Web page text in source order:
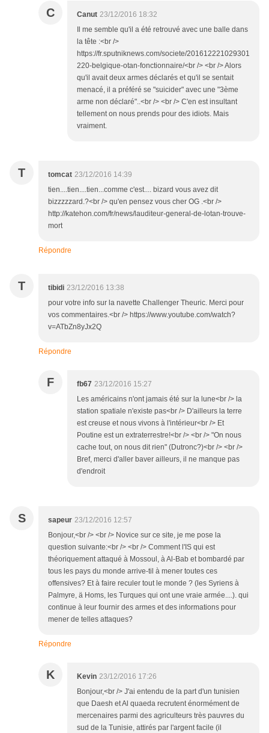
C Canut 23/12/2016 18:32
Il me semble qu'il a été retrouvé avec une balle dans
la tête :<br />
https://fr.sputniknews.com/societe/201612221029301
220-belgique-otan-fonctionnaire/<br /> <br /> Alors
qu'il avait deux armes déclarés et qu'il se sentait
menacé, il a préféré se "suicider" avec une "3ème
arme non déclaré"..<br /> <br /> C'en est insultant
tellement on nous prends pour des idiots. Mais
vraiment.
T tomcat 23/12/2016 14:39
tien....tien....tien...comme c'est.... bizard vous avez dit
bizzzzzard.?<br /> qu'en pensez vous cher OG .<br />
http://katehon.com/fr/news/lauditeur-general-de-lotan-trouve-
mort
Répondre
T tibidi 23/12/2016 13:38
pour votre info sur la navette Challenger Theuric. Merci pour
vos commentaires.<br /> https://www.youtube.com/watch?
v=ATbZn8yJx2Q
Répondre
F fb67 23/12/2016 15:27
Les américains n'ont jamais été sur la lune<br /> la
station spatiale n'existe pas<br /> D'ailleurs la terre
est creuse et nous vivons à l'intérieur<br /> Et
Poutine est un extraterrestre!<br /> <br /> "On nous
cache tout, on nous dit rien" (Dutronc?)<br /> <br />
Bref, merci d'aller baver ailleurs, il ne manque pas
d'endroit
S sapeur 23/12/2016 12:57
Bonjour,<br /> <br /> Novice sur ce site, je me pose la
question suivante:<br /> <br /> Comment l'IS qui est
théoriquement attaqué à Mossoul, à Al-Bab et bombardé par
tous les pays du monde arrive-til à mener toutes ces
offensives? Et à faire reculer tout le monde ? (les Syriens à
Palmyre, ä Homs, les Turques qui ont une vraie armée....). qui
continue à leur fournir des armes et des informations pour
mener de telles attaques?
Répondre
K Kevin 23/12/2016 17:26
Bonjour,<br /> J'ai entendu de la part d'un tunisien
que Daesh et Al quaeda recrutent énormément de
mercenaires parmi des agriculteurs très pauvres du
sud de la Tunisie, attirés par l'argent facile (il